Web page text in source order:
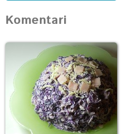
Komentari